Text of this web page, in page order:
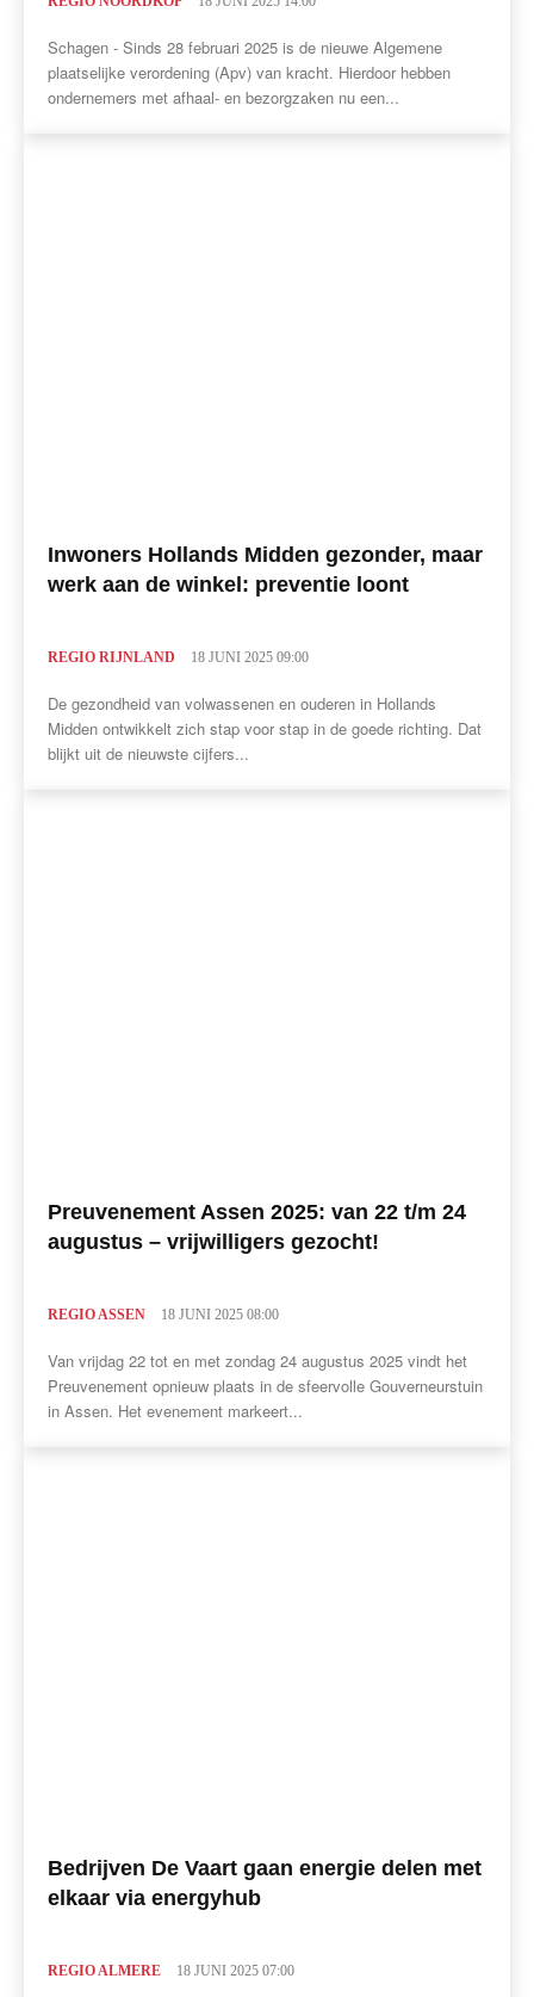
Schagen - Sinds 28 februari 2025 is de nieuwe Algemene
plaatselijke verordening (Apv) van kracht. Hierdoor hebben
ondernemers met afhaal- en bezorgzaken nu een...
Inwoners Hollands Midden gezonder, maar
werk aan de winkel: preventie loont
REGIO RIJNLAND 18 JUNI 2025 09:00
De gezondheid van volwassenen en ouderen in Hollands
Midden ontwikkelt zich stap voor stap in de goede richting. Dat
blijkt uit de nieuwste cijfers...
Preuvenement Assen 2025: van 22 t/m 24
augustus – vrijwilligers gezocht!
REGIO ASSEN 18 JUNI 2025 08:00
Van vrijdag 22 tot en met zondag 24 augustus 2025 vindt het
Preuvenement opnieuw plaats in de sfeervolle Gouverneurstuin
in Assen. Het evenement markeert...
Bedrijven De Vaart gaan energie delen met
elkaar via energyhub
REGIO ALMERE 18 JUNI 2025 07:00